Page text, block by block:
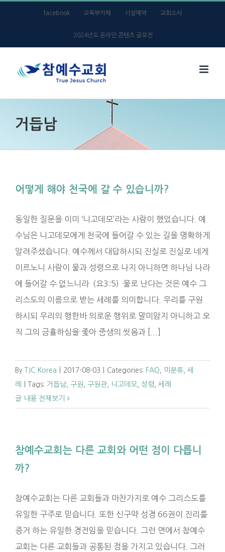
facebook 교육부카페 시설예약 교회소식
2024년도 온라인 콘텐츠 공모전
거듭남
어떻게 해야 천국에 갈 수 있습니까?
동일한 질문을 이미 ‘니고데모’라는 사람이 했었습니다. 예
수님은 니고데모에게 천국에 들어갈 수 있는 길을 명확하게
알려주셨습니다. 예수께서 대답하시되 진실로 진실로 네게
이르노니 사람이 물과 성령으로 나지 아니하면 하나님 나라
에 들어갈 수 없느니라 (요3:5) 물로 난다는 것은 예수 그
리스도의 이름으로 받는 세례를 의미합니다. 우리를 구원
하시되 우리의 행한바 의로운 행위로 말미암지 아니하고 오
직 그의 긍휼하심을 좇아 중생의 씻음과 [...]
By TJC Korea 2017-08-03 Categories: FAQ 미분류 세
례
Tags: 거듭남 구원 구원관 니고데모 성령
세례
글 내용 전체보기
참예수교회는 다른 교회와 어떤 점이 다릅니
까?
참예수교회는 다른 교회들과 마찬가지로 예수 그리스도를
유일한 구주로 믿습니다. 또한 신구약 성경 66권이 진리를
증거 하는 유일한 경전임을 믿습니다. 그런 면에서 참예수
교회는 다른 교회들과 공통된 점을 가지고 있습니다. 그러